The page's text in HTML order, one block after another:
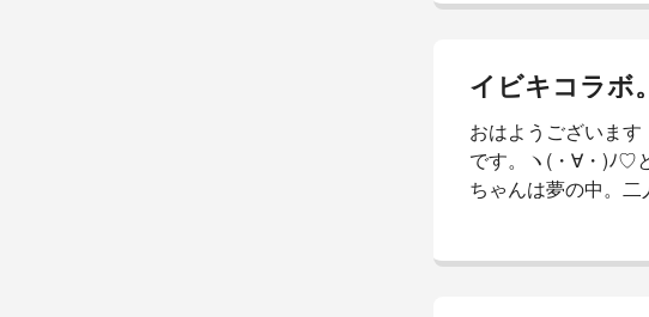
さのぶるお地方。8
暑さに逆戻り。か
る。実は、ホンマに
ね。後で、病院へ
ら、お肌がかぶれや
イビキコラボ。
おはようございま
です。ヽ(・∀・)ﾉ♡
ちゃんは夢の中。二
聞こえてきて折角
方に食べました。